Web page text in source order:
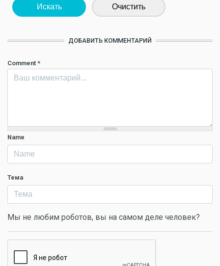
Искать Очистить
ДОБАВИТЬ КОММЕНТАРИЙ
Comment *
Name
Тема
Мы не любим роботов, вы на самом деле человек?